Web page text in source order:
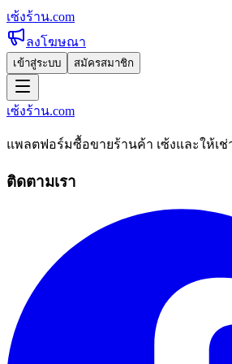
เซ้งร้าน.com
ลงโฆษณา
เข้าสู่ระบบ สมัครสมาชิก
เซ้งร้าน.com
แพลตฟอร์มซื้อขายร้านค้า เซ้งและให้เช่
ติดตามเรา